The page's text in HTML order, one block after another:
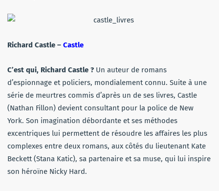
Richard Castle – Castle
C’est qui, Richard Castle ? Un auteur de romans
d’espionnage et policiers, mondialement connu. Suite à une
série de meurtres commis d’après un de ses livres, Castle
(Nathan Fillon) devient consultant pour la police de New
York. Son imagination débordante et ses méthodes
excentriques lui permettent de résoudre les affaires les plus
complexes entre deux romans, aux côtés du lieutenant Kate
Beckett (Stana Katic), sa partenaire et sa muse, qui lui inspire
son héroïne Nicky Hard.